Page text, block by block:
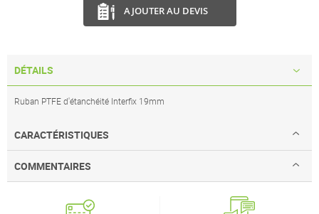
AJOUTER AU DEVIS
DÉTAILS
Ruban PTFE d'étanchéité Interfix 19mm
CARACTÉRISTIQUES
COMMENTAIRES